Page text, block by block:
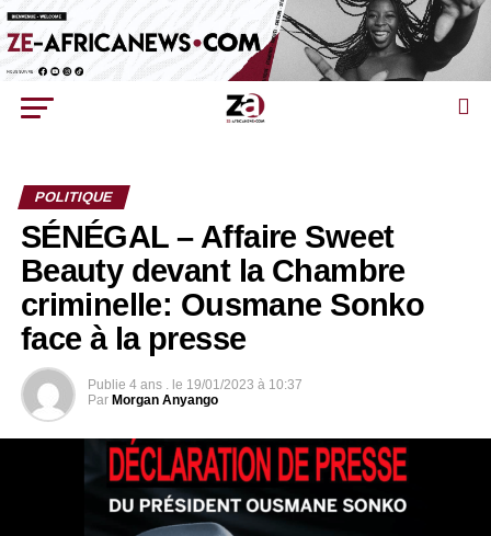
POLITIQUE
SÉNÉGAL – Affaire Sweet
Beauty devant la Chambre
criminelle: Ousmane Sonko
face à la presse
Publie 4 ans . le 19/01/2023 à 10:37
Par Morgan Anyango